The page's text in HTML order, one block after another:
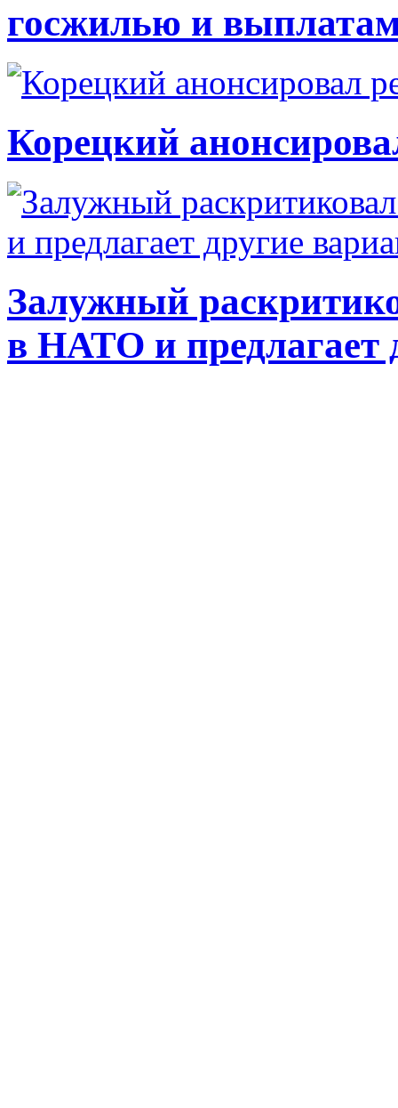
госжилью и
Корецкий
Залужный
в НАТО и предлагает